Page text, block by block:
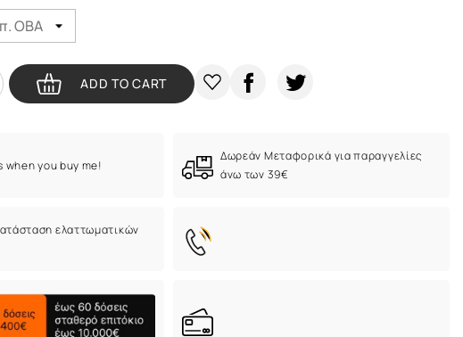
ADD TO CART
when you buy me!
Δωρεάν Μεταφορικά για παραγγελίες
άνω των 39€
ελαττωματικών